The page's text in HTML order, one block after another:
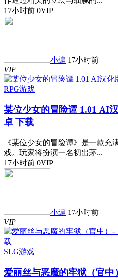
17小时前 0VIP
小编 17小时前
VIP
RPG游戏
某位少女的冒险谭 1.01 AI
卓 下载
《某位少女的冒险谭》是一款充
戏。玩家将扮演一名初出茅...
17小时前 0VIP
小编 17小时前
VIP
SLG游戏
爱丽丝与恶魔的牢狱（官